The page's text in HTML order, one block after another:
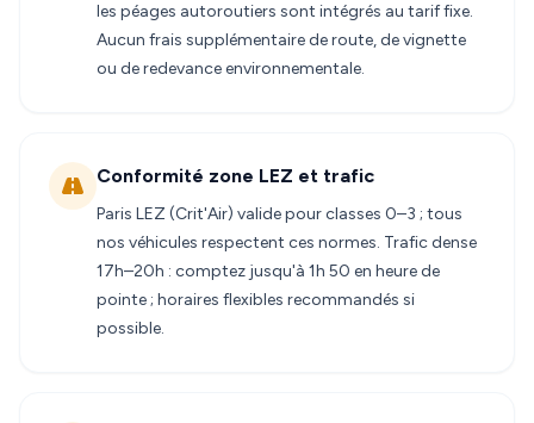
les péages autoroutiers sont intégrés au tarif fixe.
Aucun frais supplémentaire de route, de vignette
ou de redevance environnementale.
Conformité zone LEZ et trafic
Paris LEZ (Crit'Air) valide pour classes 0–3 ; tous
nos véhicules respectent ces normes. Trafic dense
17h–20h : comptez jusqu'à 1h 50 en heure de
pointe ; horaires flexibles recommandés si
possible.